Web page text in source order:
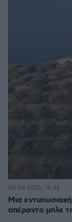
Μια
απέραντο μπλε
08.08.2026, 16:44